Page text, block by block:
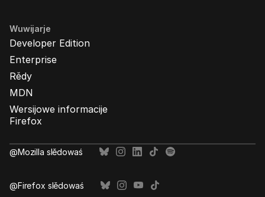
Wuwijarje
Developer Edition
Enterprise
Rědy
MDN
Wersijowe informacije
Firefox
@Mozilla slědowaś
@Firefox slědowaś